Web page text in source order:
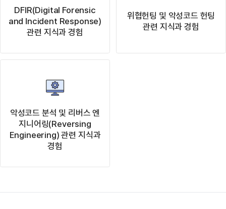
DFIR(Digital Forensic
and Incident Response)
관련 지식과 경험
위협헌팅 및 악성코드 헌팅
관련 지식과 경험
악성코드 분석 및 리버스 엔
지니어링(Reversing
Engineering) 관련 지식과
경험